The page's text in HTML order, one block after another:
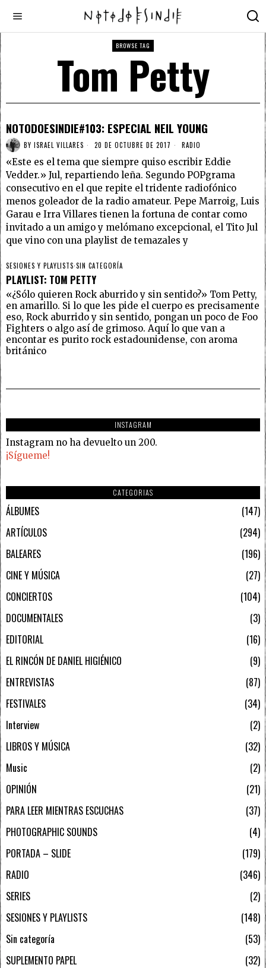
BROWSE TAG
Tom Petty
NOTODOESINDIE#103: ESPECIAL NEIL YOUNG
BY ISRAEL VILLARES 20 DE OCTUBRE DE 2017 RADIO
«Este es el tema que siempre quiso escribir Eddie
Vedder.» Jul, repartiendo leña. Segundo POPgrama
consecutivo en el que repite el tridente radiofónico
menos goleador de la radio amateur. Pepe Marroig, Luis
Garau e Irra Villares tienen la fortuna de contar como
invitado a un amigo y melómano excepcional, el Tito Jul
que vino con una playlist de temazales y
SESIONES Y PLAYLISTS·SIN CATEGORÍA
PLAYLIST: TOM PETTY
«¿Sólo quieren Rock aburrido y sin sentido?» Tom Petty,
en amarillo. Si lo que les pide el cuerpo es precisamente
eso, Rock aburrido y sin sentido, pongan un poco de Foo
Fighters o algo así de grimoso. Aquí lo que van a
encontar es purito rock estadounidense, con aroma
británico
INSTAGRAM
Instagram no ha devuelto un 200.
¡Sígueme!
CATEGORIAS
ÁLBUMES
147
ARTÍCULOS
294
BALEARES
196
CINE Y MÚSICA
27
CONCIERTOS
104
DOCUMENTALES
3
EDITORIAL
16
EL RINCÓN DE DANIEL HIGIÉNICO
9
ENTREVISTAS
87
FESTIVALES
34
Interview
2
LIBROS Y MÚSICA
32
Music
2
OPINIÓN
21
PARA LEER MIENTRAS ESCUCHAS
37
PHOTOGRAPHIC SOUNDS
4
PORTADA – SLIDE
179
RADIO
346
SERIES
2
SESIONES Y PLAYLISTS
148
Sin categoría
53
SUPLEMENTO PAPEL
32